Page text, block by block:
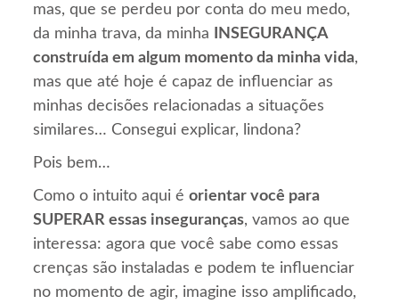
mas, que se perdeu por conta do meu medo,
da minha trava, da minha
INSEGURANÇA
construída em algum momento da minha vida,
mas que até hoje é capaz de influenciar as
minhas decisões relacionadas a situações
similares… Consegui explicar, lindona?
Pois bem…
Como o intuito aqui éorientar você para
SUPERAR essas inseguranças, vamos ao que
interessa: agora que você sabe como essas
crenças são instaladas e podem te influenciar
no momento de agir, imagine isso amplificado,